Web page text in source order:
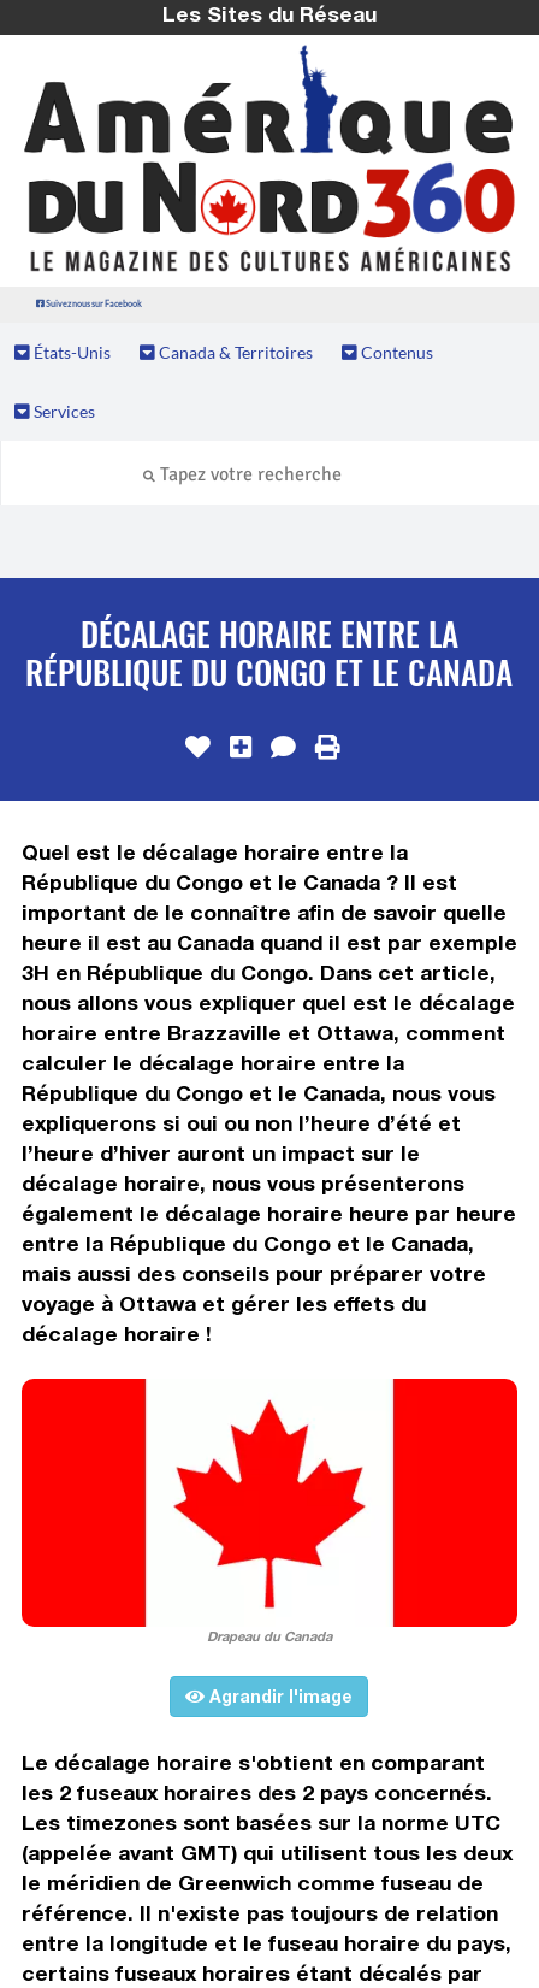
Les Sites du Réseau
Suivez nous sur Facebook
États-Unis Canada & Territoires Contenus
Services
DÉCALAGE HORAIRE ENTRE LA
RÉPUBLIQUE DU CONGO ET LE CANADA
Quel est le décalage horaire entre la
République du Congo et le Canada ? Il est
important de le connaître afin de savoir quelle
heure il est au Canada quand il est par exemple
3H en République du Congo. Dans cet article,
nous allons vous expliquer quel est le décalage
horaire entre Brazzaville et Ottawa, comment
calculer le décalage horaire entre la
République du Congo et le Canada, nous vous
expliquerons si oui ou non l’heure d’été et
l’heure d’hiver auront un impact sur le
décalage horaire, nous vous présenterons
également le décalage horaire heure par heure
entre la République du Congo et le Canada,
mais aussi des conseils pour préparer votre
voyage à Ottawa et gérer les effets du
décalage horaire !
Drapeau du Canada
Agrandir l'image
Le décalage horaire s'obtient en comparant
les 2 fuseaux horaires des 2 pays concernés.
Les timezones sont basées sur la norme UTC
(appelée avant GMT) qui utilisent tous les deux
le méridien de Greenwich comme fuseau de
référence. Il n'existe pas toujours de relation
entre la longitude et le fuseau horaire du pays,
certains fuseaux horaires étant décalés par